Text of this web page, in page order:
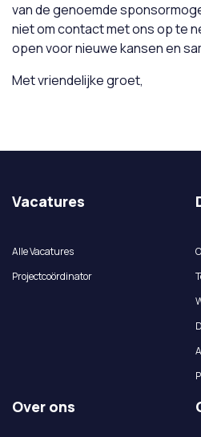
van de genoemde
niet om contact met ons op te
open voor nieuwe kansen en
Met vriendelijke groet,
Vacatures
Alle Vacatures
Projectcoördinator
Over ons